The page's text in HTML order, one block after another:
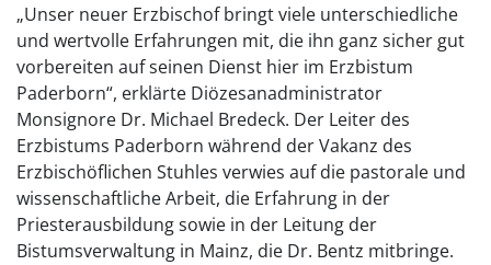
„Unser neuer Erzbischof bringt viele unterschiedliche
und wertvolle Erfahrungen mit, die ihn ganz sicher gut
vorbereiten auf seinen Dienst hier im Erzbistum
Paderborn“, erklärte Diözesanadministrator
Monsignore Dr. Michael Bredeck. Der Leiter des
Erzbistums Paderborn während der Vakanz des
Erzbischöflichen Stuhles verwies auf die pastorale und
wissenschaftliche Arbeit, die Erfahrung in der
Priesterausbildung sowie in der Leitung der
Bistumsverwaltung in Mainz, die Dr. Bentz mitbringe.